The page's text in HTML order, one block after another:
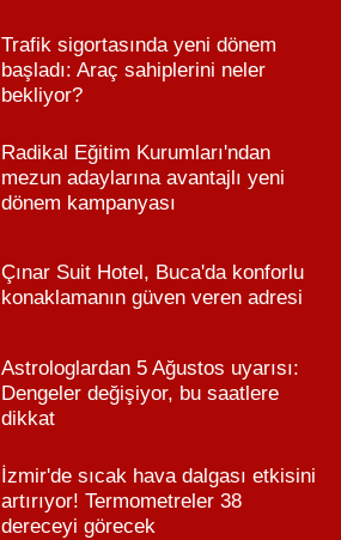
Trafik sigortasında yeni dönem
başladı: Araç sahiplerini neler
bekliyor?
Radikal Eğitim Kurumları'ndan
mezun adaylarına avantajlı yeni
dönem kampanyası
Çınar Suit Hotel, Buca'da konforlu
konaklamanın güven veren adresi
Astrologlardan 5 Ağustos uyarısı:
Dengeler değişiyor, bu saatlere
dikkat
İzmir'de sıcak hava dalgası etkisini
artırıyor! Termometreler 38
dereceyi görecek